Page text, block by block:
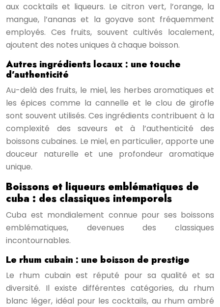
aux cocktails et liqueurs. Le citron vert, l’orange, la
mangue, l’ananas et la goyave sont fréquemment
employés. Ces fruits, souvent cultivés localement,
ajoutent des notes uniques à chaque boisson.
Autres ingrédients locaux : une touche
d’authenticité
Au-delà des fruits, le miel, les herbes aromatiques et
les épices comme la cannelle et le clou de girofle
sont souvent utilisés. Ces ingrédients contribuent à la
complexité des saveurs et à l’authenticité des
boissons cubaines. Le miel, en particulier, apporte une
douceur naturelle et une profondeur aromatique
unique.
Boissons et liqueurs emblématiques de
cuba : des classiques intemporels
Cuba est mondialement connue pour ses boissons
emblématiques, devenues des classiques
incontournables.
Le rhum cubain : une boisson de prestige
Le rhum cubain est réputé pour sa qualité et sa
diversité. Il existe différentes catégories, du rhum
blanc léger, idéal pour les cocktails, au rhum ambré